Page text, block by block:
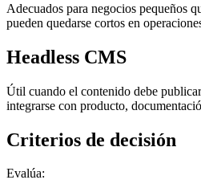
Adecuados para negocios pequeños
pueden quedarse cortos en
Headless CMS
Útil cuando el contenido debe
integrarse con producto,
Criterios de decisión
Evalúa: